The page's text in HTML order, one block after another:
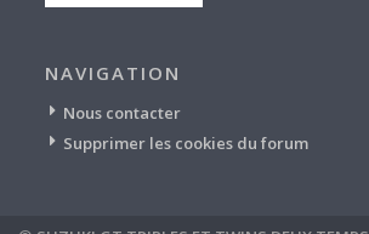
NAVIGATION
Nous contacter
Supprimer les cookies du forum